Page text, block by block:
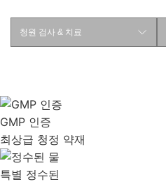
청원 검사 & 치료
GMP 인증
최상급 청정 약재
특별 정수된